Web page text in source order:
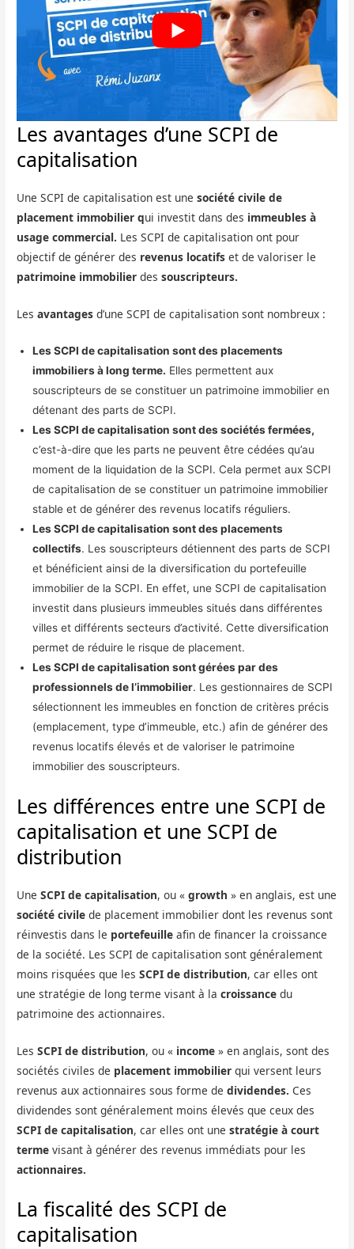
Les avantages d’une SCPI de
capitalisation
Une SCPI de capitalisation est unesociété civile de
placement immobilier qui investit dans des immeubles à
usage commercial. Les SCPI de capitalisation ont pour
objectif de générer des revenus locatifs et de valoriser le
patrimoine immobilier dessouscripteurs.
Lesavantages d’une SCPI de capitalisation sont nombreux :
Les SCPI de capitalisation sont des placements
immobiliers à long terme. Elles permettent aux
souscripteurs de se constituer un patrimoine immobilier en
détenant des parts de SCPI.
Les SCPI de capitalisation sont des sociétés fermées,
c’est-à-dire que les parts ne peuvent être cédées qu’au
moment de la liquidation de la SCPI. Cela permet aux SCPI
de capitalisation de se constituer un patrimoine immobilier
stable et de générer des revenus locatifs réguliers.
Les SCPI de capitalisation sont des placements
collectifs. Les souscripteurs détiennent des parts de SCPI
et bénéficient ainsi de la diversification du portefeuille
immobilier de la SCPI. En effet, une SCPI de capitalisation
investit dans plusieurs immeubles situés dans différentes
villes et différents secteurs d’activité. Cette diversification
permet de réduire le risque de placement.
Les SCPI de capitalisation sont gérées par des
professionnels de l’immobilier. Les gestionnaires de SCPI
sélectionnent les immeubles en fonction de critères précis
(emplacement, type d’immeuble, etc.) afin de générer des
revenus locatifs élevés et de valoriser le patrimoine
immobilier des souscripteurs.
Les différences entre une SCPI de
capitalisation et une SCPI de
distribution
UneSCPI de capitalisation, ou «growth » en anglais, est une
société civile de placement immobilier dont les revenus sont
réinvestis dans le portefeuille afin de financer la croissance
de la société. Les SCPI de capitalisation sont généralement
moins risquées que les SCPI de distribution, car elles ont
une stratégie de long terme visant à lacroissance du
patrimoine des actionnaires.
LesSCPI de distribution, ou « income » en anglais, sont des
sociétés civiles de placement immobilier qui versent leurs
revenus aux actionnaires sous forme dedividendes. Ces
dividendes sont généralement moins élevés que ceux des
SCPI de capitalisation, car elles ont unestratégie à court
terme visant à générer des revenus immédiats pour les
actionnaires.
La fiscalité des SCPI de
capitalisation